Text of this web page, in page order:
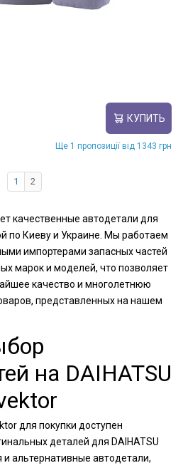
КУПИТЬ
Ще 1 пропозиції від 1343 грн
1 2
качественные автодетали для
по Киеву и Украине. Мы работаем
импортерами запасных частей
марок и моделей, что позволяет
качество и многолетнюю
представленных на нашем
на DAIHATSU
для покупки доступен
деталей для DAIHATSU
альтернативные автодетали,